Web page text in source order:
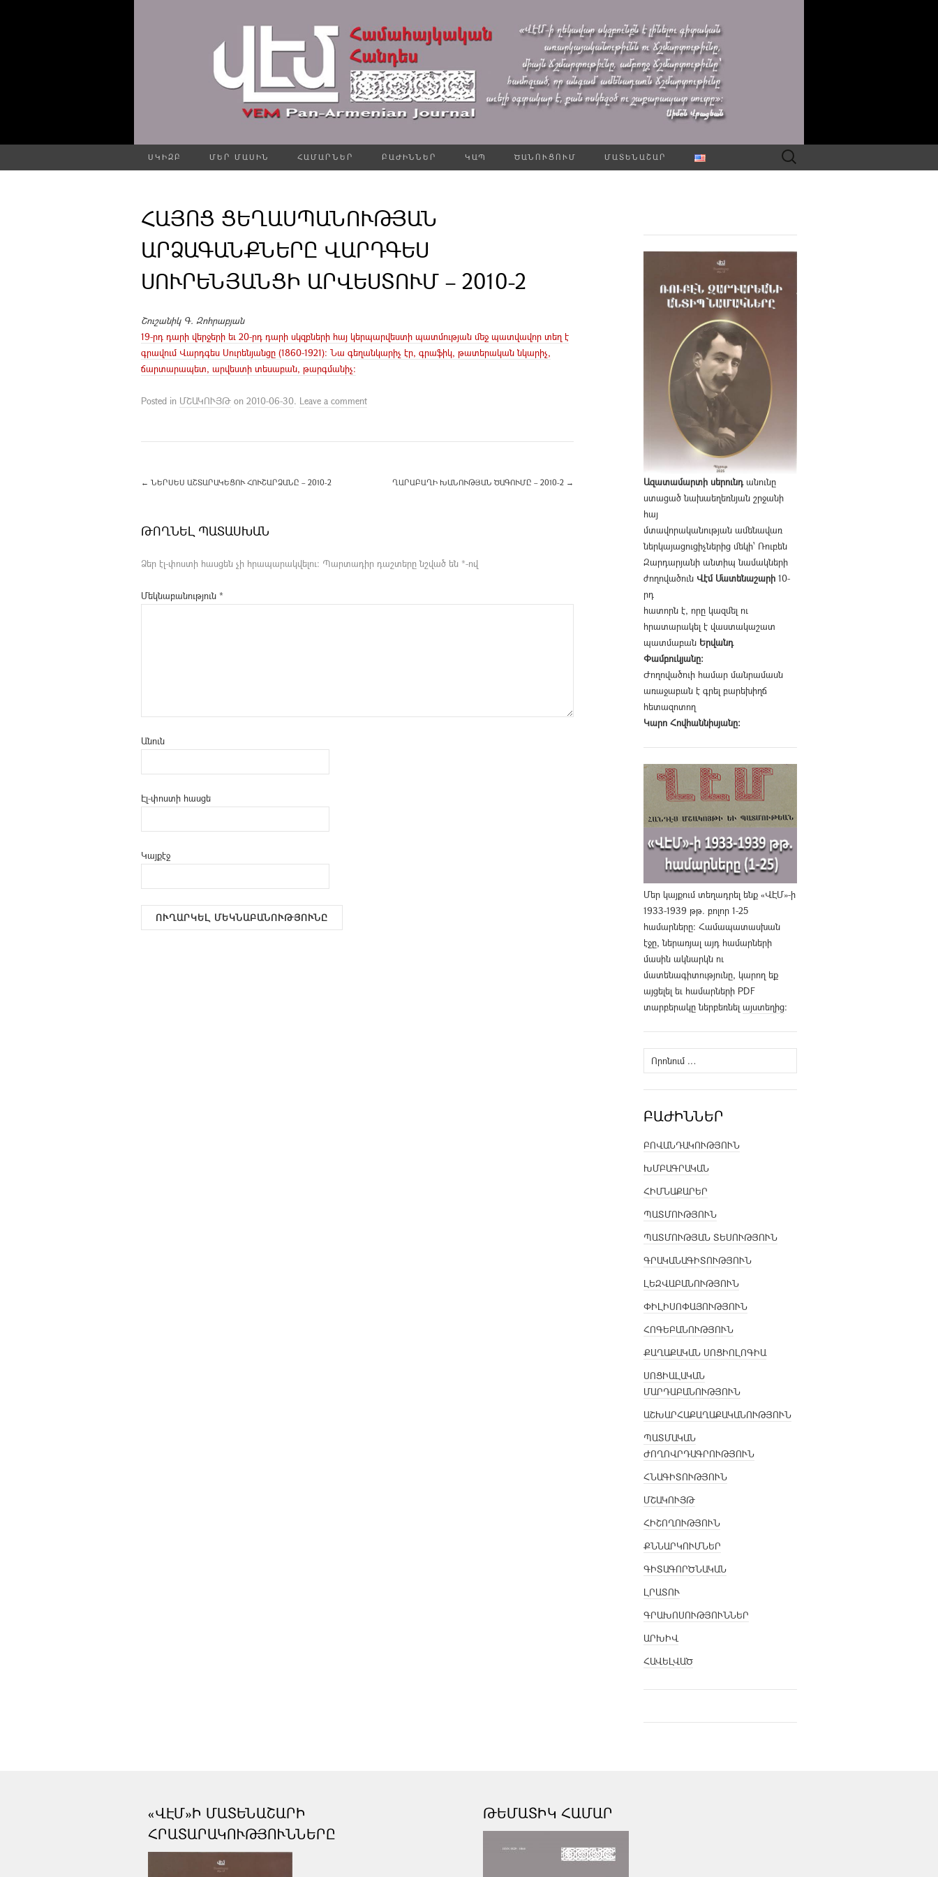
ՍԿԻԶԲ ՄԵՐ ՄԱՍԻՆ ՀԱՄԱՐՆԵՐ ԲԱԺԻՆՆԵՐ ԿԱՊ ԾԱՆՈՒՑՈՒՄ ՄԱՏԵՆԱՇԱՐ Որոնել՝
ՀԱՅՈՑ ՑԵՂԱՍՊԱՆՈՒԹՅԱՆ
ԱՐՁԱԳԱՆՔՆԵՐԸ ՎԱՐԴԳԵՍ
ՍՈՒՐԵՆՅԱՆՑԻ ԱՐՎԵՍՏՈՒՄ – 2010-2
Շուշանիկ Գ. Զոհրաբյան
19-րդ դարի վերջերի եւ 20-րդ դարի սկզբների հայ կերպարվեստի պատմության մեջ պատվավոր տեղ է
գրավում Վարդգես Սուրենյանցը (1860-1921): Նա գեղանկարիչ էր, գրաֆիկ, թատերական նկարիչ,
ճարտարապետ, արվեստի տեսաբան, թարգմանիչ:
Posted in ՄՇԱԿՈՒՅԹ on 2010-06-30. Leave a comment
← ՆԵՐՍԵՍ ԱՇՏԱՐԱԿԵՑՈՒ ՀՈՒՇԱՐՁԱՆԸ – 2010-2 ՂԱՐԱԲԱՂԻ ԽԱՆՈՒԹՅԱՆ ԾԱԳՈՒՄԸ – 2010-2 →
ԹՈՂՆԵԼ ՊԱՏԱՍԽԱՆ
Ձեր էլ-փոստի հասցեն չի հրապարակվելու։ Պարտադիր դաշտերը նշված են *-ով
Մեկնաբանություն *
Անուն
Էլ-փոստի հասցե
Կայքէջ
Ազատամարտի սերունդանունը
ստացած նախաեղեռնյան շրջանի
հայ
մտավորականության ամենավառ
ներկայացուցիչներից մեկի՝ Ռուբեն
Զարդարյանի անտիպ նամակների
ժողովածուն Վէմ Մատենաշարի 10-
րդ
հատորն է, որը կազմել ու
հրատարակել է վաստակաշատ
պատմաբան Երվանդ
Փամբուկյանը։
Ժողովածուի համար մանրամասն
առաջաբան է գրել բարեխիղճ
հետազոտող
Կարո Հովհաննիսյանը։
Մեր կայքում տեղադրել ենք «ՎԷՄ»-ի
1933-1939 թթ. բոլոր 1-25
համարները։ Համապատասխան
էջը, ներառյալ այդ համարների
մասին ակնարկն ու
մատենագիտությունը, կարող եք
այցելել եւ համարների PDF
տարբերակը ներբեռնել այստեղից։
Որոնել՝
ԲԱԺԻՆՆԵՐ
ԲՈՎԱՆԴԱԿՈՒԹՅՈՒՆ
ԽՄԲԱԳՐԱԿԱՆ
ՀԻՄՆԱՔԱՐԵՐ
ՊԱՏՄՈՒԹՅՈՒՆ
ՊԱՏՄՈՒԹՅԱՆ ՏԵՍՈՒԹՅՈՒՆ
ԳՐԱԿԱՆԱԳԻՏՈՒԹՅՈՒՆ
ԼԵԶՎԱԲԱՆՈՒԹՅՈՒՆ
ՓԻԼԻՍՈՓԱՅՈՒԹՅՈՒՆ
ՀՈԳԵԲԱՆՈՒԹՅՈՒՆ
ՔԱՂԱՔԱԿԱՆ ՍՈՑԻՈԼՈԳԻԱ
ՍՈՑԻԱԼԱԿԱՆ
ՄԱՐԴԱԲԱՆՈՒԹՅՈՒՆ
ԱՇԽԱՐՀԱՔԱՂԱՔԱԿԱՆՈՒԹՅՈՒՆ
ՊԱՏՄԱԿԱՆ
ԺՈՂՈՎՐԴԱԳՐՈՒԹՅՈՒՆ
ՀՆԱԳԻՏՈՒԹՅՈՒՆ
ՄՇԱԿՈՒՅԹ
ՀԻՇՈՂՈՒԹՅՈՒՆ
ՔՆՆԱՐԿՈՒՄՆԵՐ
ԳԻՏԱԳՈՐԾՆԱԿԱՆ
ԼՐԱՏՈՒ
ԳՐԱԽՈՍՈՒԹՅՈՒՆՆԵՐ
ԱՐԽԻՎ
ՀԱՎԵԼՎԱԾ
«ՎԷՄ»Ի ՄԱՏԵՆԱՇԱՐԻ
ՀՐԱՏԱՐԱԿՈՒԹՅՈՒՆՆԵՐԸ
ԹԵՄԱՏԻԿ ՀԱՄԱՐ